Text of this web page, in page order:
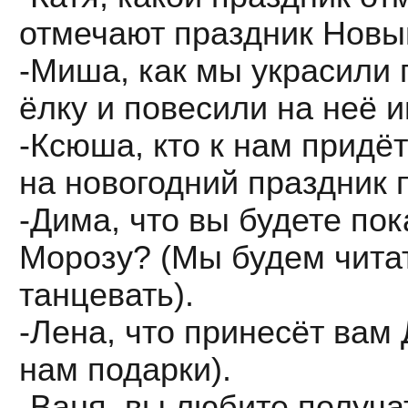
отмечают праздник
-Миша, как мы украсили
ёлку и повесили на неё
-Ксюша, кто к нам
на новогодний
-Дима, что вы будете
Морозу? (Мы будем
танцевать).
-Лена, что принесёт
нам подарки).